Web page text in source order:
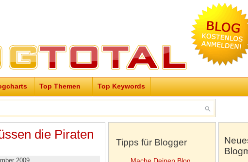
Top Themen Top Keywords
die Piraten
2009
Tipps für Blogger